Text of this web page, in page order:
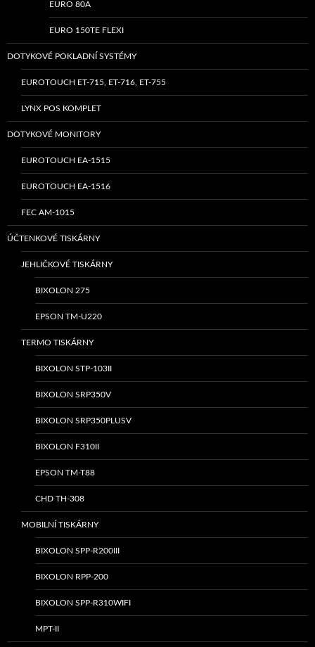
EURO 80A
EURO 150TE FLEXI
DOTYKOVÉ POKLADNÍ SYSTÉMY
EUROTOUCH ET-715, ET-716, ET-755
LYNX POS KOMPLET
DOTYKOVÉ MONITORY
EUROTOUCH EA-1515
EUROTOUCH EA-1516
FEC AM-1015
ÚČTENKOVÉ TISKÁRNY
JEHLIČKOVÉ TISKÁRNY
BIXOLON 275
EPSON TM-U220
TERMO TISKÁRNY
BIXOLON STP-103II
BIXOLON SRP350V
BIXOLON SRP350PLUSV
BIXOLON F310II
EPSON TM-T88
CHD TH-308
MOBILNÍ TISKÁRNY
BIXOLON SPP-R200III
BIXOLON RPP-200
BIXOLON SPP-R310WIFI
MPT-II